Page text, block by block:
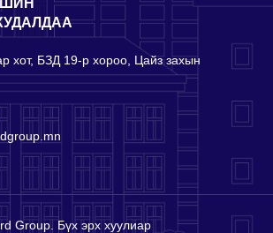
хот, БЗД 19-р хороо, Цайз захын
Group. Бүх эрх хуулиар